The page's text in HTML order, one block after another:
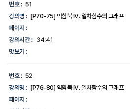
번호 : 51
강의명 : [P70-75] 익힘북 IV. 일차함수의 그래프
페이지 :
강의시간 :
34:41
맛보기 :
번호 : 52
강의명 : [P76-80] 익힘북 IV. 일차함수의 그래프
페이지 :